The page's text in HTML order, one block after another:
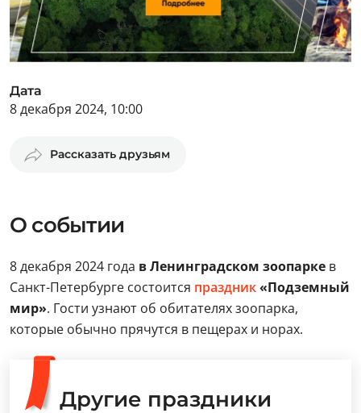
Дата
8 декабря 2024, 10:00
Рассказать друзьям
О событии
8 декабря 2024 года в Ленинградском зоопарке в
Санкт-Петербурге состоится праздник«Подземный
мир». Гости узнают об обитателях зоопарка,
которые обычно прячутся в пещерах и норах.
Другие праздники